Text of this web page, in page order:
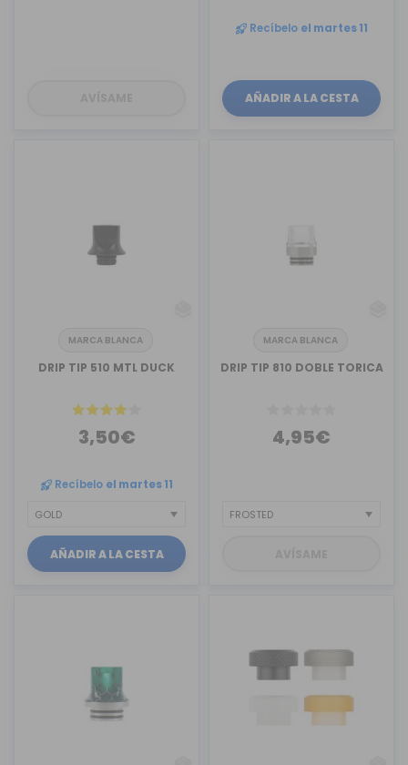
Recíbelo el martes 11
AÑADIR A LA CESTA
MARCA BLANCA
DRIP TIP 510 MTL DUCK
3,50€
Recíbelo el martes 11
AÑADIR A LA CESTA
MARCA BLANCA
DRIP TIP 810 DOBLE TORICA
4,95€